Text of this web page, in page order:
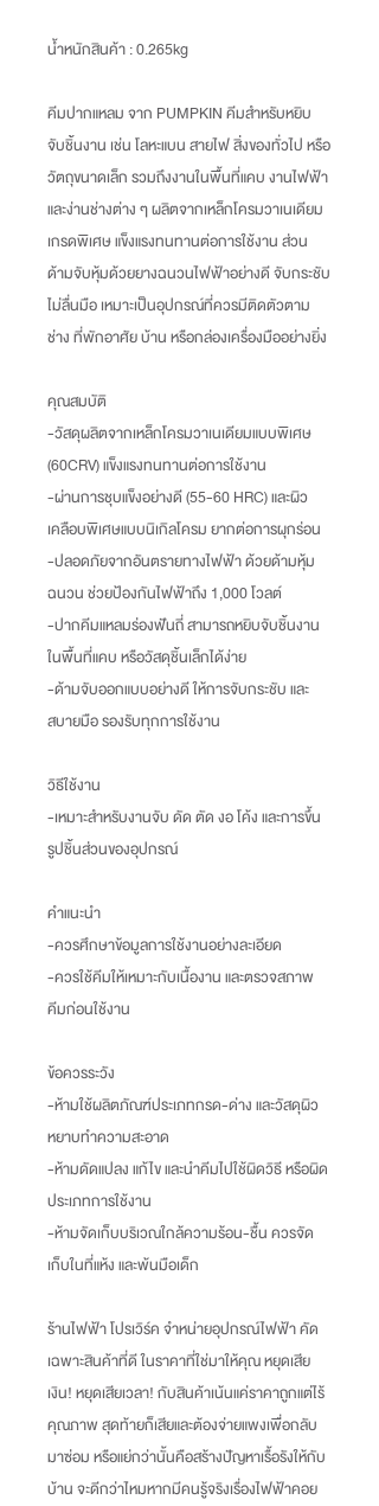
น้ำหนักสินค้า: 0.265kg
คีมปากแหลม จาก PUMPKIN คีมสำหรับหยิบ
จับชิ้นงาน เช่น โลหะแบน สายไฟ สิ่งของทั่วไป หรือ
วัตถุขนาดเล็ก รวมถึงงานในพื้นที่แคบ งานไฟฟ้า
และง่านช่างต่าง ๆ ผลิตจากเหล็กโครมวาเนเดียม
เกรดพิเศษ แข็งแรงทนทานต่อการใช้งาน ส่วน
ด้ามจับหุ้มด้วยยางฉนวนไฟฟ้าอย่างดี จับกระชับ
ไม่ลื่นมือ เหมาะเป็นอุปกรณ์ที่ควรมีติดตัวตาม
ช่าง ที่พักอาศัย บ้าน หรือกล่องเครื่องมืออย่างยิ่ง
คุณสมบัติ
-วัสดุผลิตจากเหล็กโครมวาเนเดียมแบบพิเศษ
(60CRV) แข็งแรงทนทานต่อการใช้งาน
-ผ่านการชุบแข็งอย่างดี (55-60 HRC) และผิว
เคลือบพิเศษแบบนิเกิลโครม ยากต่อการผุกร่อน
-ปลอดภัยจากอันตรายทางไฟฟ้า ด้วยด้ามหุ้ม
ฉนวน ช่วยป้องกันไฟฟ้าถึง 1,000 โวลต์
-ปากคีมแหลมร่องฟันถี่ สามารถหยิบจับชิ้นงาน
ในพื้นที่แคบ หรือวัสดุชิ้นเล็กได้ง่าย
-ด้ามจับออกแบบอย่างดี ให้การจับกระชับ และ
สบายมือ รองรับทุกการใช้งาน
วิธีใช้งาน
-เหมาะสำหรับงานจับ ดัด ตัด งอ โค้ง และการขึ้น
รูปชิ้นส่วนของอุปกรณ์
คำแนะนำ
-ควรศึกษาข้อมูลการใช้งานอย่างละเอียด
-ควรใช้คีมให้เหมาะกับเนื้องาน และตรวจสภาพ
คีมก่อนใช้งาน
ข้อควรระวัง
-ห้ามใช้ผลิตภัณฑ์ประเภทกรด-ด่าง และวัสดุผิว
หยาบทำความสะอาด
-ห้ามดัดแปลง แก้ไข และนำคีมไปใช้ผิดวิธี หรือผิด
ประเภทการใช้งาน
-ห้ามจัดเก็บบริเวณใกล้ความร้อน-ชื้น ควรจัด
เก็บในที่แห้ง และพ้นมือเด็ก
ร้านไฟฟ้า โปรเวิร์ค จำหน่ายอุปกรณ์ไฟฟ้า คัด
เฉพาะสินค้าที่ดี ในราคาที่ใช่มาให้คุณ หยุดเสีย
เงิน!หยุดเสียเวลา!กับสินค้าเน้นแค่ราคาถูกแต่ไร้
คุณภาพ สุดท้ายก็เสียและต้องจ่ายแพงเพื่อกลับ
มาซ่อม หรือแย่กว่านั้นคือสร้างปัญหาเรื้อรังให้กับ
บ้าน จะดีกว่าไหมหากมีคนรู้จริงเรื่องไฟฟ้าคอย